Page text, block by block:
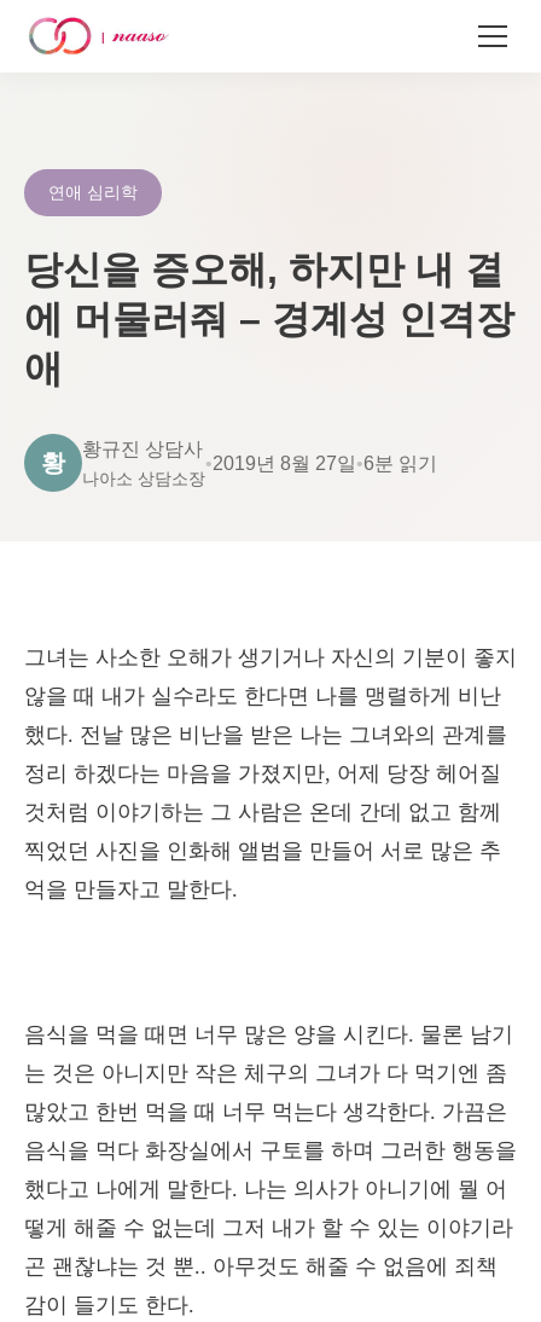
연애 심리학
당신을 증오해, 하지만 내 곁
에 머물러줘 – 경계성 인격장
애
황
황규진 상담사
나아소 상담소장
•2019년 8월 27일•6분 읽기
그녀는 사소한 오해가 생기거나 자신의 기분이 좋지
않을 때 내가 실수라도 한다면 나를 맹렬하게 비난
했다. 전날 많은 비난을 받은 나는 그녀와의 관계를
정리 하겠다는 마음을 가졌지만, 어제 당장 헤어질
것처럼 이야기하는 그 사람은 온데 간데 없고 함께
찍었던 사진을 인화해 앨범을 만들어 서로 많은 추
억을 만들자고 말한다.
음식을 먹을 때면 너무 많은 양을 시킨다. 물론 남기
는 것은 아니지만 작은 체구의 그녀가 다 먹기엔 좀
많았고 한번 먹을 때 너무 먹는다 생각한다. 가끔은
음식을 먹다 화장실에서 구토를 하며 그러한 행동을
했다고 나에게 말한다. 나는 의사가 아니기에 뭘 어
떻게 해줄 수 없는데 그저 내가 할 수 있는 이야기라
곤 괜찮냐는 것 뿐.. 아무것도 해줄 수 없음에 죄책
감이 들기도 한다.